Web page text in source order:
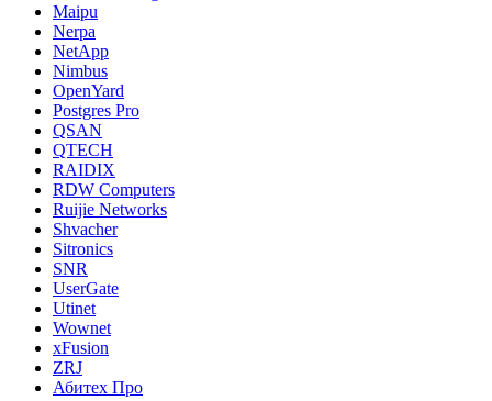
Maipu
Nerpa
NetApp
Nimbus
OpenYard
Postgres Pro
QSAN
QTECH
RAIDIX
RDW Computers
Ruijie Networks
Shvacher
Sitronics
SNR
UserGate
Utinet
Wownet
xFusion
ZRJ
Абитех Про